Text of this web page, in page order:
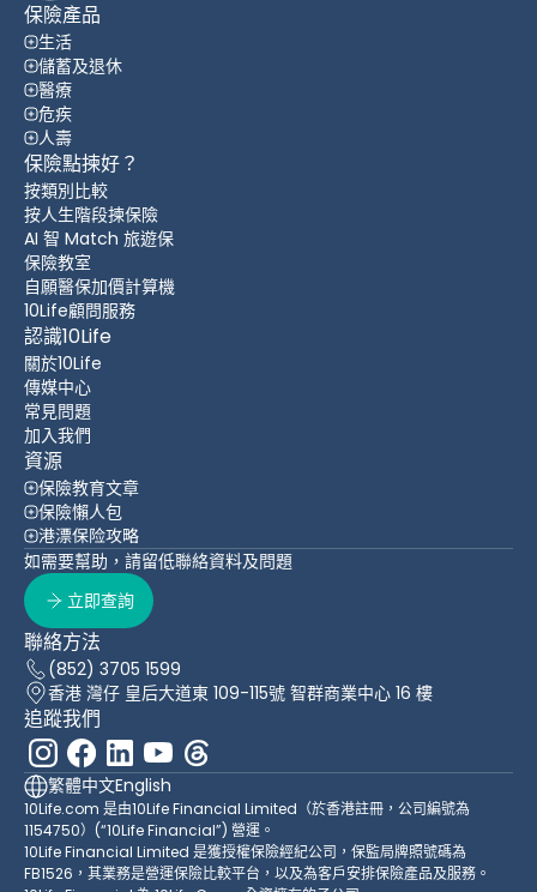
保險產品
生活
儲蓄及退休
醫療
危疾
人壽
保險點揀好？
按類別比較
按人生階段揀保險
AI 智 Match 旅遊保
保險教室
自願醫保加價計算機
10Life顧問服務
認識10Life
關於10Life
傳媒中心
常見問題
加入我們
資源
保險教育文章
保險懶人包
港漂保险攻略
如需要幫助，請留低聯絡資料及問題
立即查詢
聯絡方法
(852) 3705 1599
香港 灣仔 皇后大道東 109-115號 智群商業中心 16 樓
追蹤我們
繁體中文English
10Life.com 是由10Life Financial Limited（於香港註冊，公司編號為
1154750）(“10Life Financial”) 營運。
10Life Financial Limited 是獲授權保險經紀公司，保監局牌照號碼為
FB1526，其業務是營運保險比較平台，以及為客戶安排保險產品及服務。